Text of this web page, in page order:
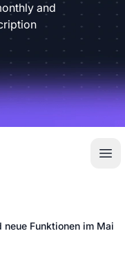
and
Funktionen im Mai